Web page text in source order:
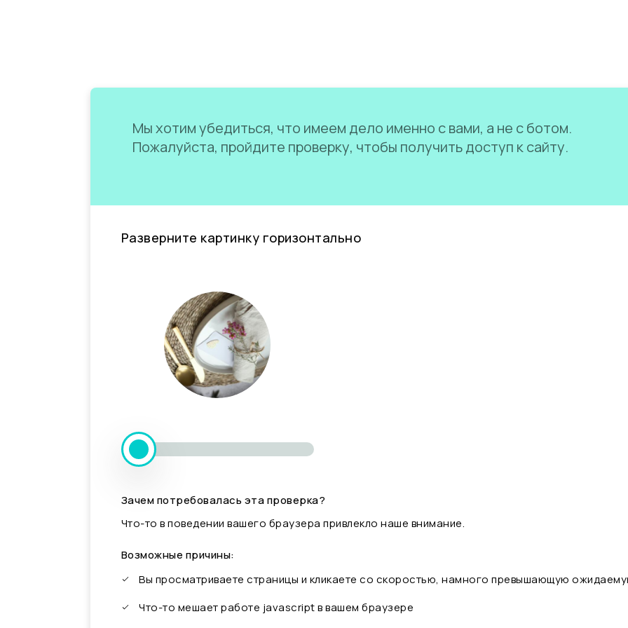
Мы хотим убедиться, что имеем дело именно с вами, а не с ботом.
Пожалуйста, пройдите проверку, чтобы получить доступ к сайту.
Разверните картинку горизонтально
Зачем потребовалась эта проверка?
Что-то в поведении вашего браузера привлекло наше внимание.
Возможные причины:
Вы просматриваете страницы и кликаете со скоростью, намного превышающую
Что-то мешает работе javascript в вашем браузере